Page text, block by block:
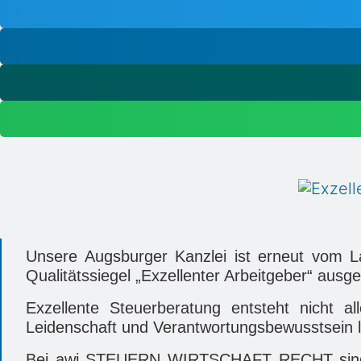
Unsere Augsburger Kanzlei ist erneut vom
Qualitätssiegel „Exzellenter Arbeitgeber“
Exzellente Steuerberatung entsteht nicht
Leidenschaft und Verantwortungsbewusstsein